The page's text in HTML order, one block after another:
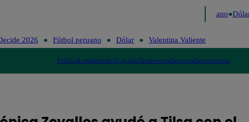
Fútbol peruano Dólar
2026 Fútbol peruano Dólar Valentina Valiente
PolíticaLimaMundoTe ayudoTendenciasDeportesEspectáculos